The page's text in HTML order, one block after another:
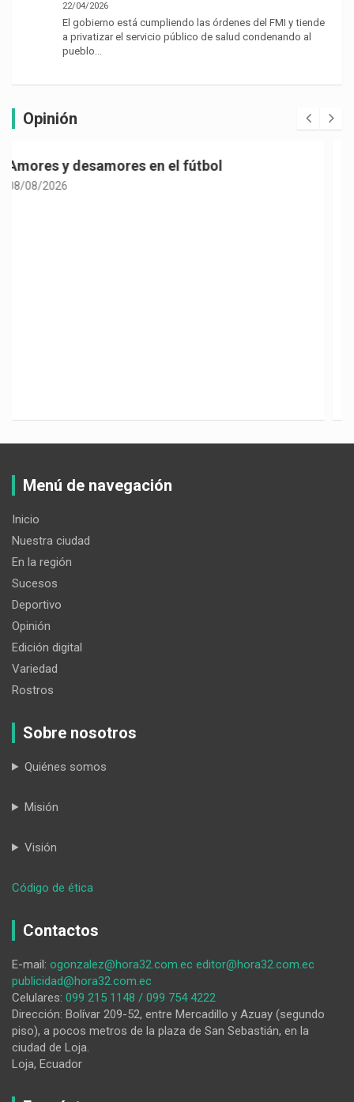
22/04/2026
El gobierno está cumpliendo las órdenes del FMI y tiende
a privatizar el servicio público de salud condenando al
pueblo…
Opinión
Menú de navegación
Inicio
Nuestra ciudad
En la región
Sucesos
Deportivo
Opinión
Edición digital
Variedad
Rostros
Sobre nosotros
Quiénes somos
Misión
Visión
Código de ética
maestro
Guevara
Contactos
E-mail: ogonzalez@hora32.com.ec editor@hora32.com.ec
publicidad@hora32.com.ec
Celulares: 099 215 1148 / 099 754 4222
Dirección: Bolívar 209-52, entre Mercadillo y Azuay (segundo
piso), a pocos metros de la plaza de San Sebastián, en la
ciudad de Loja.
Loja, Ecuador